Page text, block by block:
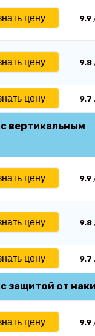
цену 9.9
цену 9.8
цену 9.7
вертикальным
цену 9.9
цену 9.8
цену 9.7
защитой от
цену 9.9